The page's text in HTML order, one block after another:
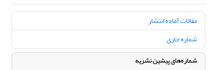
مقالات آماده انتشار
شماره جاری
شماره‌های پیشین نشریه